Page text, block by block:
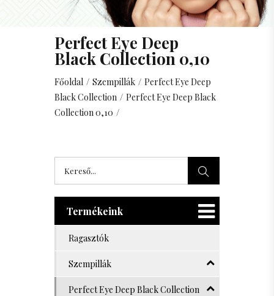
Perfect Eye Deep
Black Collection 0,10
Főoldal / Szempillák / Perfect Eye Deep
Black Collection / Perfect Eye Deep Black
Collection 0,10 /
Termékeink
Ragasztók
Szempillák
Perfect Eye Deep Black Collection
8 mm
9 mm
10 mm